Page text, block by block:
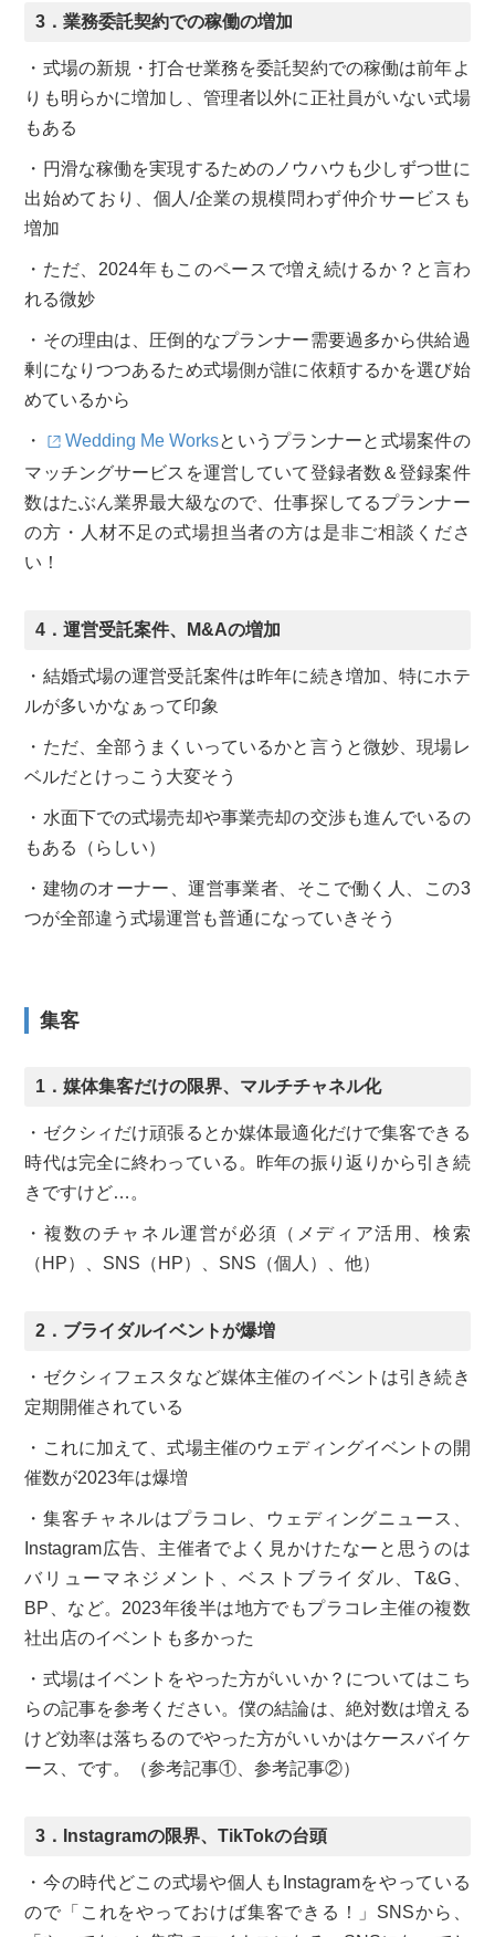
3．業務委託契約での稼働の増加
・式場の新規・打合せ業務を委託契約での稼働は前年よ
りも明らかに増加し、管理者以外に正社員がいない式場
もある
・円滑な稼働を実現するためのノウハウも少しずつ世に
出始めており、個人/企業の規模問わず仲介サービスも
増加
・ただ、2024年もこのペースで増え続けるか？と言わ
れる微妙
・その理由は、圧倒的なプランナー需要過多から供給過
剰になりつつあるため式場側が誰に依頼するかを選び始
めているから
・ Wedding Me Worksというプランナーと式場案件の
マッチングサービスを運営していて登録者数＆登録案件
数はたぶん業界最大級なので、仕事探してるプランナー
の方・人材不足の式場担当者の方は是非ご相談くださ
い！
4．運営受託案件、M&Aの増加
・結婚式場の運営受託案件は昨年に続き増加、特にホテ
ルが多いかなぁって印象
・ただ、全部うまくいっているかと言うと微妙、現場レ
ベルだとけっこう大変そう
・水面下での式場売却や事業売却の交渉も進んでいるの
もある（らしい）
・建物のオーナー、運営事業者、そこで働く人、この3
つが全部違う式場運営も普通になっていきそう
集客
1．媒体集客だけの限界、マルチチャネル化
・ゼクシィだけ頑張るとか媒体最適化だけで集客できる
時代は完全に終わっている。昨年の振り返りから引き続
きですけど…。
・複数のチャネル運営が必須（メディア活用、検索
（HP）、SNS（HP）、SNS（個人）、他）
2．ブライダルイベントが爆増
・ゼクシィフェスタなど媒体主催のイベントは引き続き
定期開催されている
・これに加えて、式場主催のウェディングイベントの開
催数が2023年は爆増
・集客チャネルはプラコレ、ウェディングニュース、
Instagram広告、主催者でよく見かけたなーと思うのは
バリューマネジメント、ベストブライダル、T&G、
BP、など。2023年後半は地方でもプラコレ主催の複数
社出店のイベントも多かった
・式場はイベントをやった方がいいか？についてはこち
らの記事を参考ください。僕の結論は、絶対数は増える
けど効率は落ちるのでやった方がいいかはケースバイケ
ース、です。（参考記事①、参考記事②）
3．Instagramの限界、TikTokの台頭
・今の時代どこの式場や個人もInstagramをやっている
ので「これをやっておけば集客できる！」SNSから、